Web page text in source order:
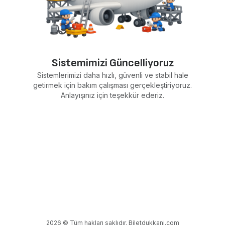
Sistemimizi Güncelliyoruz
Sistemlerimizi daha hızlı, güvenli ve stabil hale
getirmek için bakım çalışması gerçekleştiriyoruz.
Anlayışınız için teşekkür ederiz.
2026 © Tüm hakları saklıdır. Biletdukkani.com